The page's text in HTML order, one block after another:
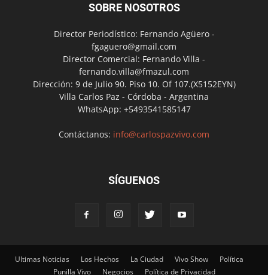
SOBRE NOSOTROS
Director Periodístico: Fernando Agüero -
fgaguero@gmail.com
Director Comercial: Fernando Villa -
fernando.villa@fmazul.com
Dirección: 9 de Julio 90. Piso 10. Of 107.(X5152EYN)
Villa Carlos Paz - Córdoba - Argentina
WhatsApp: +5493541585147
Contáctanos: info@carlospazvivo.com
SÍGUENOS
Ultimas Noticias Los Hechos La Ciudad Vivo Show
Política
Punilla Vivo
Negocios Política de Privacidad